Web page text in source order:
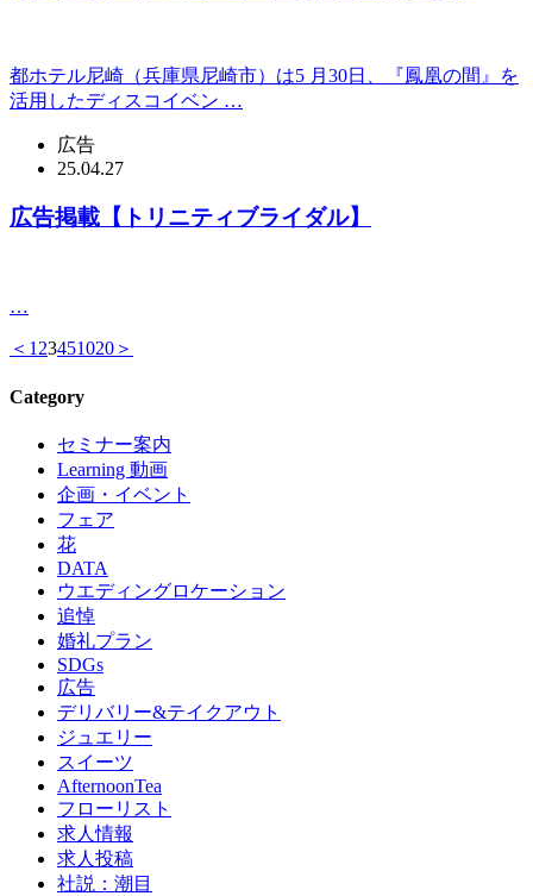
都ホテル尼崎（兵庫県尼崎市）は5 月30日、『鳳凰の間』を
活用したディスコイベン …
広告
25.04.27
広告掲載【トリニティブライダル】
…
＜ 1 23451020 ＞
Category
セミナー案内
Learning 動画
企画・イベント
フェア
花
DATA
ウエディングロケーション
追悼
婚礼プラン
SDGs
広告
デリバリー&テイクアウト
ジュエリー
スイーツ
AfternoonTea
フローリスト
求人情報
求人投稿
社説：潮目